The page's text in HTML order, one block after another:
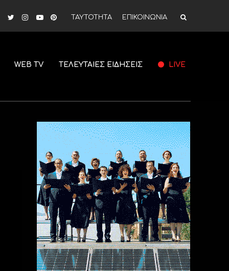
ΤΑΥΤΟΤΗΤΑ ΕΠΙΚΟΙΝΩΝΙΑ
WEB TV ΤΕΛΕΥΤΑΙΕΣ ΕΙΔΗΣΕΙΣ LIVE